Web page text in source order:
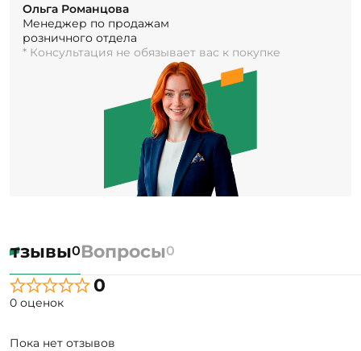
Ольга Романцова
Менеджер по продажам
розничного отдела
* Консультация не обязывает вас к покупке
0Вопросы0
0
0 оценок
Пока нет отзывов